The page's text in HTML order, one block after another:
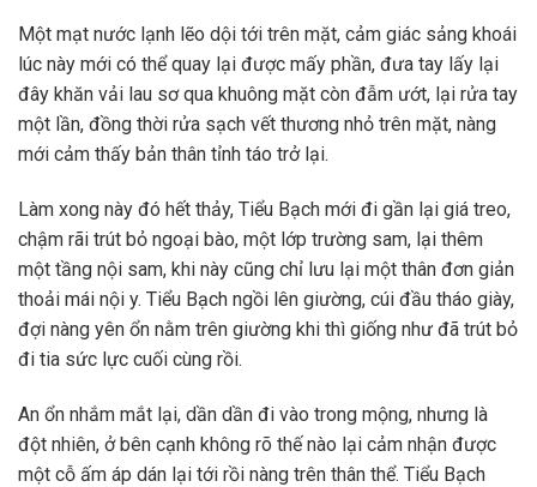
Một mạt nước lạnh lẽo dội tới trên mặt, cảm giác sảng khoái
lúc này mới có thể quay lại được mấy phần, đưa tay lấy lại
đây khăn vải lau sơ qua khuông mặt còn đẫm ướt, lại rửa tay
một lần, đồng thời rửa sạch vết thương nhỏ trên mặt, nàng
mới cảm thấy bản thân tỉnh táo trở lại.
Làm xong này đó hết thảy, Tiểu Bạch mới đi gần lại giá treo,
chậm rãi trút bỏ ngoại bào, một lớp trường sam, lại thêm
một tầng nội sam, khi này cũng chỉ lưu lại một thân đơn giản
thoải mái nội y. Tiểu Bạch ngồi lên giường, cúi đầu tháo giày,
đợi nàng yên ổn nằm trên giường khi thì giống như đã trút bỏ
đi tia sức lực cuối cùng rồi.
An ổn nhắm mắt lại, dần dần đi vào trong mộng, nhưng là
đột nhiên, ở bên cạnh không rõ thế nào lại cảm nhận được
một cỗ ấm áp dán lại tới rồi nàng trên thân thể. Tiểu Bạch